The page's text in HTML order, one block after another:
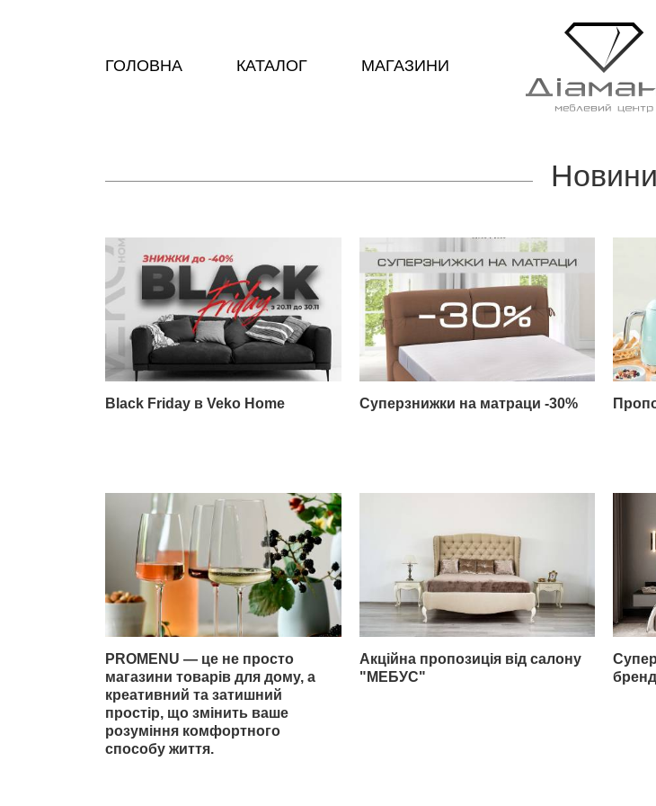
ГОЛОВНА КАТАЛОГ МАГАЗИНИ
Новини
Black Friday в Veko Home Суперзнижки на матраци -30%
PROMENU — це не просто
магазини товарів для дому, а
креативний та затишний
простір, що змінить ваше
розуміння комфортного
способу життя.
Акційна пропозиція від салону
"МЕБУС"